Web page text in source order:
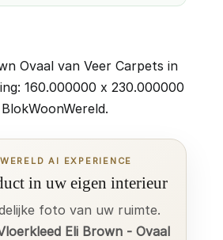
Ovaal van Veer Carpets in
160.000000 x 230.000000
AI EXPERIENCE
in uw eigen interieur
foto van uw ruimte.
Eli Brown - Ovaal